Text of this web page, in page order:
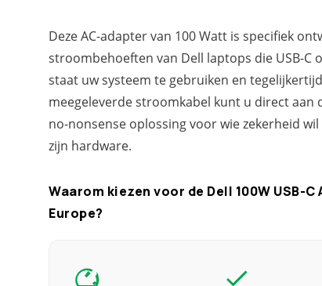
Deze AC-adapter van 100 Watt is specifiek
stroombehoeften van Dell laptops die USB-C
staat uw systeem te gebruiken en
meegeleverde stroomkabel kunt u direct aan
no-nonsense oplossing voor wie zekerheid
zijn hardware.
Waarom kiezen voor de Dell 100W USB-
Europe?